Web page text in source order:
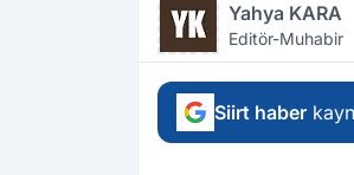
Yahya KARA
Editör-Muhabir
Siirt haber